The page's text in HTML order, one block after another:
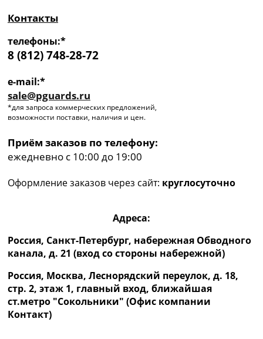
Контакты
телефоны:*
8 (812) 748-28-72
e-mail:*
sale@pguards.ru
*для запроса коммерческих предложений,
возможности поставки, наличия и цен.
Приём заказов по телефону:
ежедневно с 10:00 до 19:00
Оформление заказов через сайт: круглосуточно
Адреса:
Россия, Санкт-Петербург, набережная Обводного
канала, д. 21 (вход со стороны набережной)
Россия, Москва, Леснорядский переулок, д. 18,
стр. 2, этаж 1, главный вход, ближайшая
ст.метро "Сокольники" (Офис компании
Контакт)